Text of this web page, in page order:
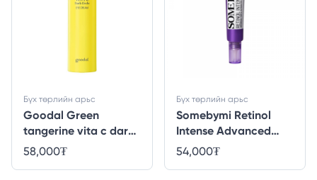
Goodal Green
tangerine vita c dark
circle eye cream
Бүх төрлийн арьс
58,000₮
Somebymi Retinol
Intense Advanced
Triple Action Eye
Cream - 30ml
Бүх төрлийн арьс
54,000₮